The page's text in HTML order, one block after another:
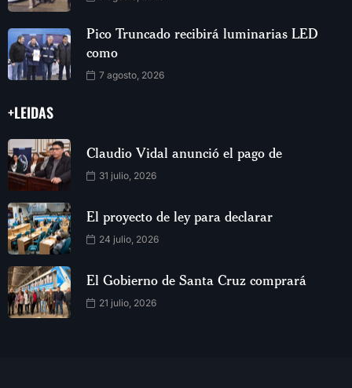
Pico Truncado recibirá luminarias LED
como
7 agosto, 2026
+LEIDAS
Claudio Vidal anunció el pago de
31 julio, 2026
El proyecto de ley para declarar
24 julio, 2026
El Gobierno de Santa Cruz comprará
21 julio, 2026